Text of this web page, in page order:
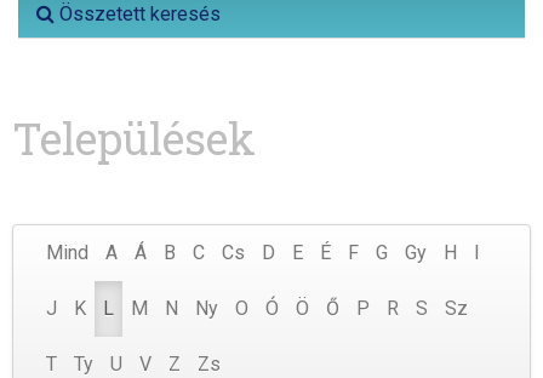
Összetett keresés
Települések
Mind A Á B C Cs D E É F G Gy H
J K L M N Ny O Ó Ö Ő P R S Sz
T Ty U V Z Zs